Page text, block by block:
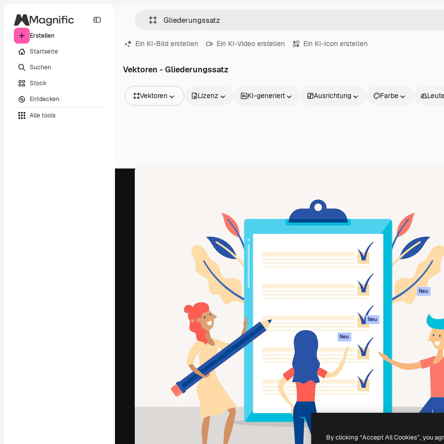
Erstellen
Startseite
Suchen
Stock
Entdecken
Alle tools
Ein KI-Bild erstellen Ein KI-Video erstellen Ein KI-Icon erstellen
Vektoren - Gliederungssatz
Vektoren
Videos
Lizenz KI-generiert Ausrichtung Farbe
Die kreative Plattform, um deine beste
Arbeit zu verwirklichen. Mehr als 1 Million
Abonnenten unter Kreativen, Unternehmen,
Agenturen und Studios.
Deutsch
Produkte
Spaces
KI-Bildgenerator
KI-Videogenerator
Stimmengenerator
Stock-Inhalte
MCP für
Claude/ChatGPT
Neu
Agenten Neu
API
Mobile App
Alle Magnific-Tools
Loslegen
Academy
Dokumentation
Support
AGB
Originale
Neu
Cookie-Richtlinie
Vertrauenszentrum
Unternehmen
Copyright © 2010- 2026 Freepik Company S.L.U.Alle Rechte vorbehalten
By clicking “Accept All Cookies”, you